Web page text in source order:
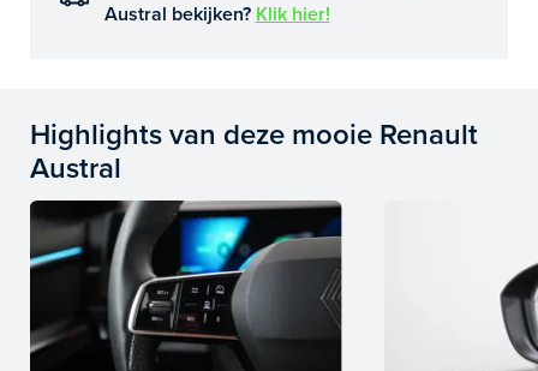
Austral bekijken? Klik hier!
Highlights van deze mooie Renault
Austral